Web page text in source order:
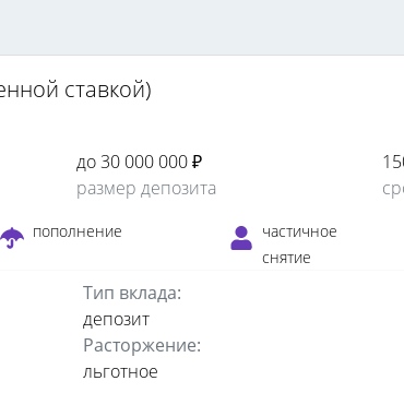
ставкой)
до 30 000 000 ₽
размер депозита
пополнение
частичное
снятие
Тип вклада:
депозит
Расторжение:
льготное